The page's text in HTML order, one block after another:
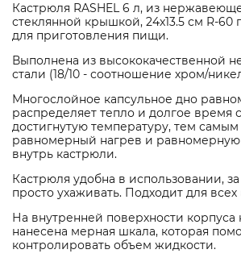
Кастрюля RASHEL 6 л, из
стеклянной крышкой, 24x13.5 см R-60
для приготовления пищи.
Выполнена из высококачественной
стали (18/10 - соотношение хром/
Многослойное капсульное дно
распределяет тепло и долгое время
достигнутую температуру, тем
равномерный нагрев и равномерную
внутрь кастрюли.
Кастрюля удобна в использовании,
просто ухаживать. Подходит для
На внутренней поверхности корпуса
нанесена мерная шкала, которая
контролировать объем жидкости.